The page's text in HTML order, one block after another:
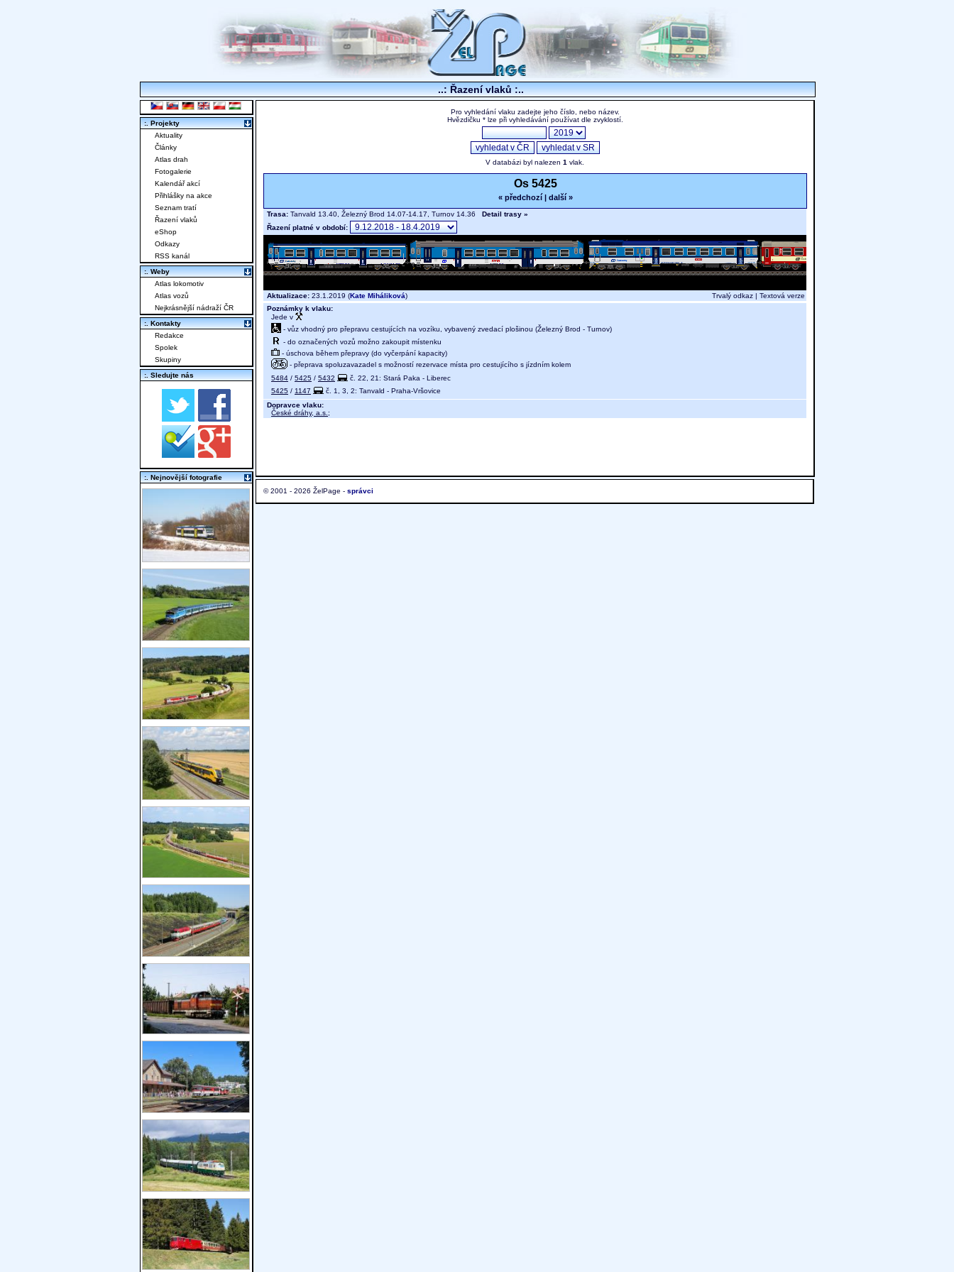
..: Řazení vlaků :..
Pro vyhledání vlaku zadejte jeho číslo, nebo název.
Hvězdičku * lze při vyhledávání používat dle zvyklostí.
V databázi byl nalezen 1 vlak.
Os 5425
« předchozí| další »
Trasa: Tanvald 13.40, Železný Brod 14.07-14.17, Turnov 14.36 Detail trasy »
Řazení platné v období:
Aktualizace: 23.1.2019 (Kate Miháliková) Trvalý odkaz | Textová verze
Poznámky k vlaku:
Jede v
- vůz vhodný pro přepravu cestujících na vozíku, vybavený zvedací plošinou (Železný Brod - Turnov)
- do označených vozů možno zakoupit místenku
- úschova během přepravy (do vyčerpání kapacity)
- přeprava spoluzavazadel s možností rezervace místa pro cestujícího s jízdním kolem
5484 / 5425 / 5432
č. 22, 21: Stará Paka - Liberec
5425 / 1147
č. 1, 3, 2: Tanvald - Praha-Vršovice
Dopravce vlaku:
České dráhy, a.s. ;
© 2001 - 2026 ŽelPage - správci
:. Projekty
Aktuality
Články
Atlas drah
Fotogalerie
Kalendář akcí
Přihlášky na akce
Seznam tratí
Řazení vlaků
eShop
Odkazy
RSS kanál
:. Weby
Atlas lokomotiv
Atlas vozů
Nejkrásnější nádraží ČR
:. Kontakty
Redakce
Spolek
Skupiny
:. Sledujte nás
:. Nejnovější fotografie